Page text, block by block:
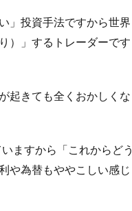
」投資手法ですから世界
）」するトレーダーです
起きても全くおかしくな
ますから「これからどう
や為替もややこしい感じ